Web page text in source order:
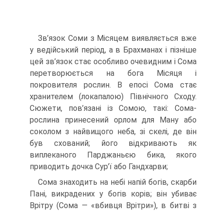
Зв’язок Соми з Місяцем виявляється вже
у ведійський період, а в Брахманах і пізніше
цей зв’язок стає особливо очевидним і Сома
перетворюється на бога Мі­сяця і
покровителя рослин. В епосі Сома стає
хранителем (локапалою) Північного Сходу.
Сюжети, пов’язані із Сомою, такі: Сома-
рослина принесений орлом для Ману або
соколом з найвищого неба, зі скелі, де він
був схований; його відкрива­ють як
виплеканого Парджаньєю бика, якого
приводить дочка Сур’ї або Гандхарви;
Сома знаходить на небі напій богів, скарби
Пані, викрадених у богів корів; він уби­ває
Врітру (Сома — «вбивця Врітри»), в битві з